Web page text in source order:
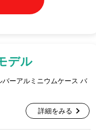
デル
バーアルミニウムケース バ
詳細をみる